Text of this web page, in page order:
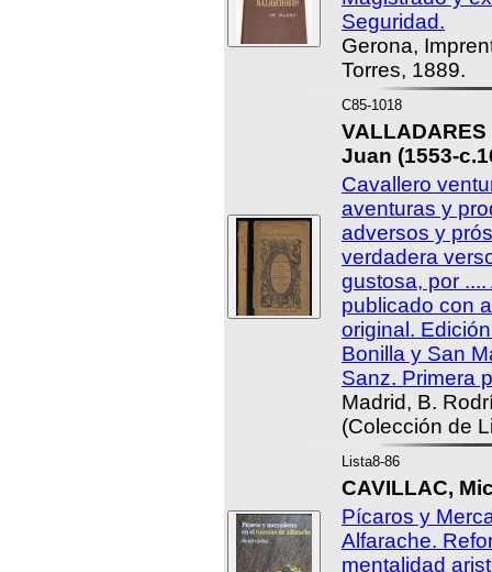
Seguridad.
Gerona,
Torres, 1889.
C85-1018
VALLADARES
Juan (1553-
Cavallero
aventuras y
adversos y
verdadera
gustosa, por
publicado con
original.
Bonilla y San
Sanz. Primera
Madrid, B.
(Colección de
Lista8-86
CAVILLAC,
Pícaros y
Alfarache.
mentalidad